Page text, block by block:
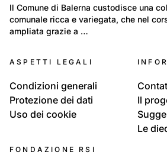
Località: Mendrisiotto
COLLEZIONE D'ARTE COMUNALE
Il Comune di Balerna custodisce una
comunale ricca e variegata, che nel
ampliata grazie a …
ASPETTI LEGALI
Condizioni generali
Protezione dei dati
Uso dei cookie
Il
Le
FONDAZIONE RSI